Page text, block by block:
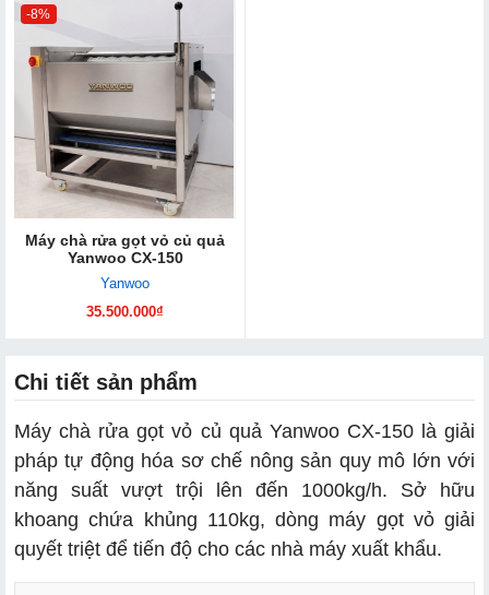
-8%
Máy chà rửa gọt vỏ củ quả
Yanwoo CX-150
Yanwoo
35.500.000₫
Chi tiết sản phẩm
Máy chà rửa gọt vỏ củ quả Yanwoo CX-150 là giải
pháp tự động hóa sơ chế nông sản quy mô lớn với
năng suất vượt trội lên đến 1000kg/h. Sở hữu
khoang chứa khủng 110kg, dòng máy gọt vỏ giải
quyết triệt để tiến độ cho các nhà máy xuất khẩu.